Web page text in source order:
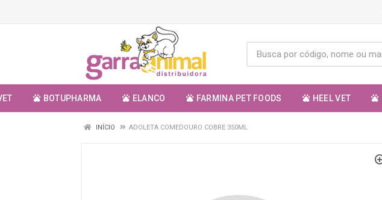
BOTUPHARMA ELANCO FARMINA PET FOODS HEEL VET
INÍCIO ADOLETA COMEDOURO COBRE 350ML